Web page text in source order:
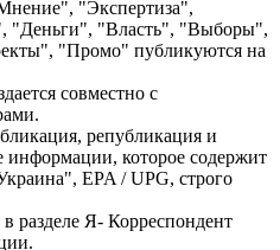
"Экспертиза",
"Деньги", "Власть", "Выборы",
"Промо" публикуются на
совместно с
републикация и
информации, которое содержит
EPA / UPG, строго
разделе Я- Корреспондент